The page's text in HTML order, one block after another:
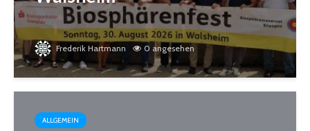
Frederik Hartmann 0 angesehen
ALLGEMEIN